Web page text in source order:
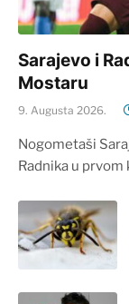
Sarajevo i
Mostaru
9. Augusta 2026.
Nogometaši
Radnika u